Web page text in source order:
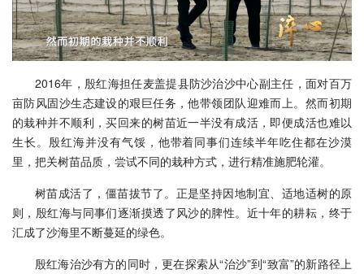
2016年，殷红海担任麦盖提县防沙治沙中心副主任，面对百万
亩防风固沙生态建设的艰巨任务，他带领团队迎难而上。然而初期
的栽种并不顺利，买回来的树苗近一半没有成活，即便成活也难以
生长。殷红海并没有气馁，他带着同事们连续半年吃住都在沙漠
里，把关树苗品质，尝试不同的栽种方式，进行精准施肥轮灌。
树苗成活了，僵苗拔节了。正是坚持因地制宜、适地适树的原
则，殷红海与同事们逐渐摸透了风沙的脾性。近十年的耕耘，终于
汇成了沙海里不断蔓延的绿色。
殷红海治沙有方的同时，更在探索从“治沙”到“致富”的新路径上